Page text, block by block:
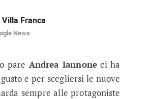
Franca
News
Donne gossip, Andrea
pare Andrea Iannoneci ha
e per scegliersi le nuove
sempre alle protagoniste